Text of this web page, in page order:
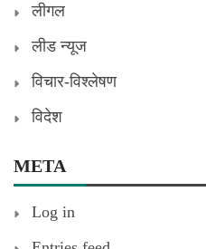
लीगल
लीड न्यूज
विचार-विश्लेषण
विदेश
META
Log in